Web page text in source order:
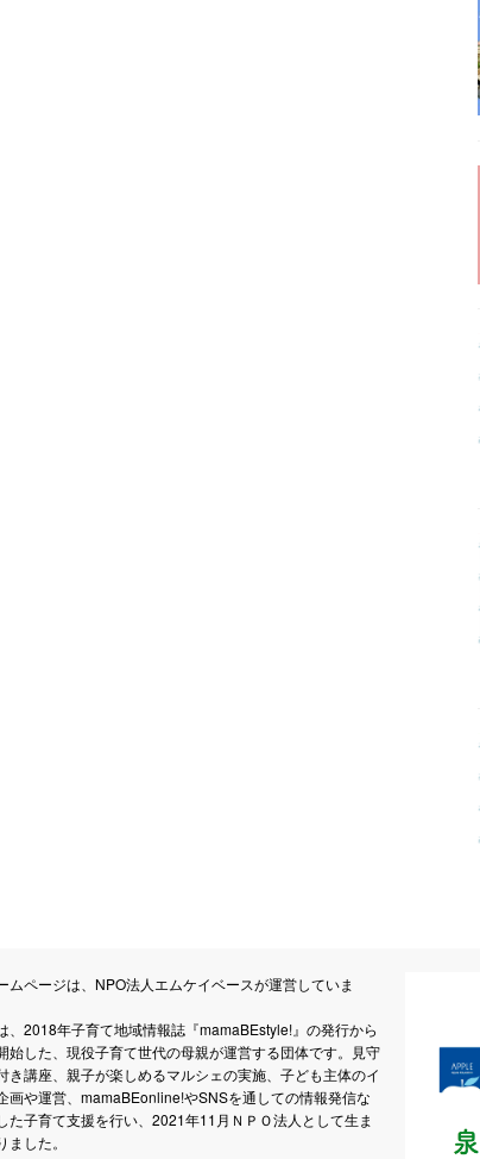
ムページは、NPO法人エムケイベースが運営していま
、2018年子育て地域情報誌『mamaBEstyle!』の発行から
始した、現役子育て世代の母親が運営する団体です。見守
き講座、親子が楽しめるマルシェの実施、子ども主体のイ
画や運営、mamaBEonline!やSNSを通しての情報発信な
た子育て支援を行い、2021年11月ＮＰＯ法人として生ま
ました。